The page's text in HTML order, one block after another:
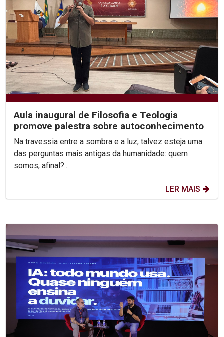
Aula inaugural de Filosofia e Teologia
promove palestra sobre autoconhecimento
Na travessia entre a sombra e a luz, talvez esteja uma
das perguntas mais antigas da humanidade: quem
somos, afinal?...
LER MAIS